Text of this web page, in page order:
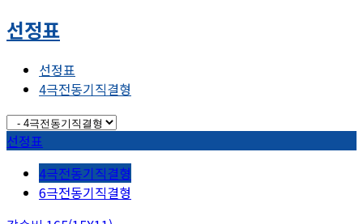
선정표
선정표
4극전동기직결형
선정표
4극전동기직결형
6극전동기직결형